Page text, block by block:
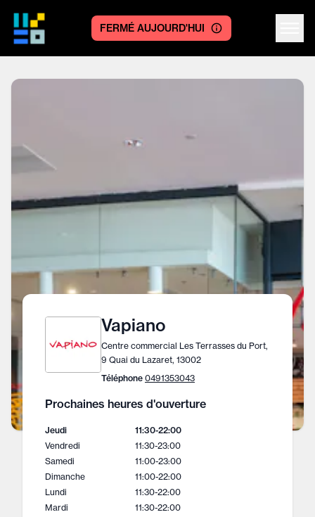
Centre logo
FERMÉ AUJOURD'HUI
Vapiano
Centre commercial Les Terrasses du Port,
9 Quai du Lazaret, 13002
Téléphone 0491353043
Prochaines heures d'ouverture
Jeudi 11:30-22:00
Vendredi
11:30-23:00
Samedi
11:00-23:00
Dimanche
11:00-22:00
Lundi
11:30-22:00
Mardi
11:30-22:00